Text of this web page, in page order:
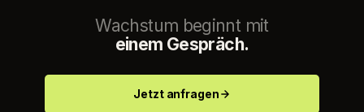
Wachstum beginnt mit
einem Gespräch.
Jetzt anfragen